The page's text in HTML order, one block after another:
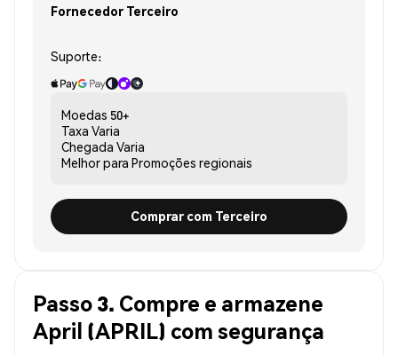
Fornecedor Terceiro
Suporte:
Moedas 50+
Taxa Varia
Chegada Varia
Melhor para Promoções regionais
Comprar com Terceiro
Passo 3. Compre e armazene
April (APRIL) com segurança